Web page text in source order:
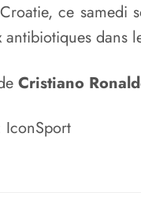
ce samedi
antibiotiques dans
Cristiano